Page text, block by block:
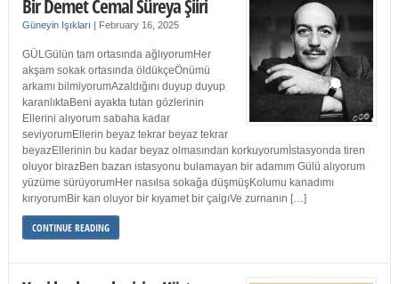
Bir Demet Cemal Süreya Şiiri
Güneyin Işıkları | February 16, 2025
GÜLGülün tam ortasında ağlıyorumHer
akşam sokak ortasında öldükçeÖnümü
arkamı bilmiyorumAzaldığını duyup duyup
karanlıktaBeni ayakta tutan gözlerinin
Ellerini alıyorum sabaha kadar
seviyorumEllerin beyaz tekrar beyaz tekrar
beyazEllerinin bu kadar beyaz olmasından korkuyorumİstasyonda tiren
oluyor birazBen bazan istasyonu bulamayan bir adamım Gülü alıyorum
yüzüme sürüyorumHer nasılsa sokağa düşmüşKolumu kanadımı
kırıyorumBir kan oluyor bir kıyamet bir çalgıVe zurnanın […]
CONTINUE READING